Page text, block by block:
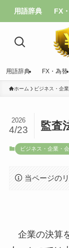
用語辞典 FX
用語辞典 FX・為替
ホーム ビジネス・企
監査
2026
4/23
ビジネス・企業・
当ページの
企業の決算